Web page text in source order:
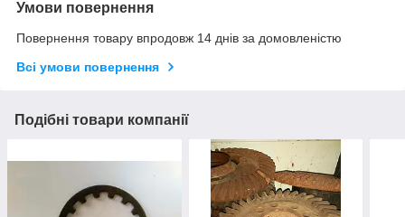
Умови повернення
Повернення товару впродовж 14 днів за домовленістю
Всі умови повернення
Подібні товари компанії